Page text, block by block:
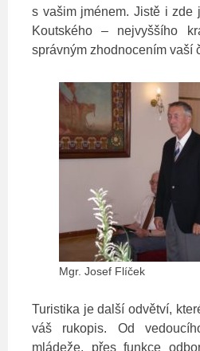
s vašim jménem. Jistě i zde
Koutského – nejvyššího
správným zhodnocením vaší
Mgr. Josef Flíček
Turistika je další odvětví,
váš rukopis. Od
mládeže, přes funkce